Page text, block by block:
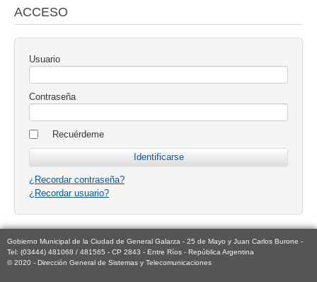
ACCESO
Usuario
Contraseña
Recuérdeme
¿Recordar contraseña?
¿Recordar usuario?
Gobierno Municipal de la Ciudad de General Galarza - 25 de Mayo y Juan Carlos Burone -
Tel: (03444) 481068 / 481565 - CP 2843 - Entre Ríos - República Argentina
© 2020 - Dirección General de Sistemas y Telecomunicaciones